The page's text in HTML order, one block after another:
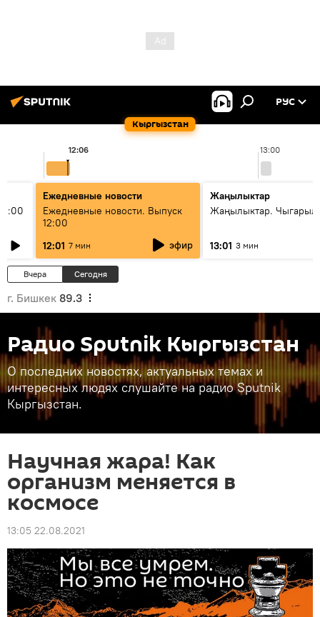
Кыргызстан
РУС
13:00
12:06
Ежедневные новости
Ежедневные новости. Выпуск
12:00
12:01 7 мин эфир
Жаңылыктар
Жаңылыктар.
13:01 3 мин
Вчера Сегодня
г. Бишкек 89.3
Радио Sputnik Кыргызстан
О последних новостях, актуальных темах и
интересных людях слушайте на радио Sputnik
Кыргызстан.
Научная жара! Как
организм меняется в
космосе
13:05 22.08.2021